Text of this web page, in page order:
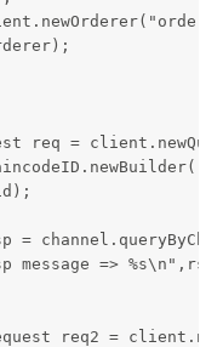
req =
=
message =>
req2 =